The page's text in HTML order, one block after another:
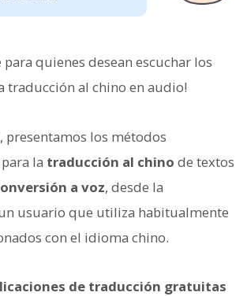
quienes desean escuchar los
traducción al chino en audio!
presentamos los métodos
la traducción al chino de textos
a voz, desde la
usuario que utiliza habitualmente
con el idioma chino.
de traducción gratuitas